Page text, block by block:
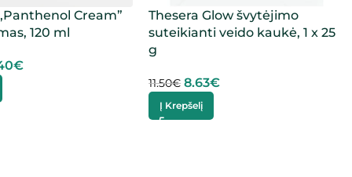
Cream”
120 ml
€
Thesera Glow švytėjimo
suteikianti veido kaukė, 1 x 25
g
11.50€ 8.63€
Į Krepšelį